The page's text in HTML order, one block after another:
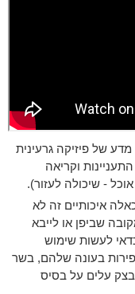
של פיזיקה גרעינית
וקריאה
- שיכולה לעזור).
איכותיים זה לא
שביפן או לייבא
לעשות שימוש
בעונה שלהם, בשר
עלים על בסיס